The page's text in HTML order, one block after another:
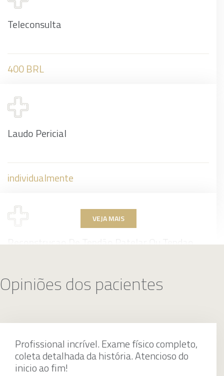
Teleconsulta
400 BRL
Laudo Pericial
individualmente
Reconstrucao De Tendão Patelar Ou Tendao
individualmente
Reconstrução ligamentar extra-articular do
joelho
VEJA MAIS
Opiniões dos pacientes
Profissional incrível. Exame físico completo,
coleta detalhada da história. Atencioso do
inicio ao fim!